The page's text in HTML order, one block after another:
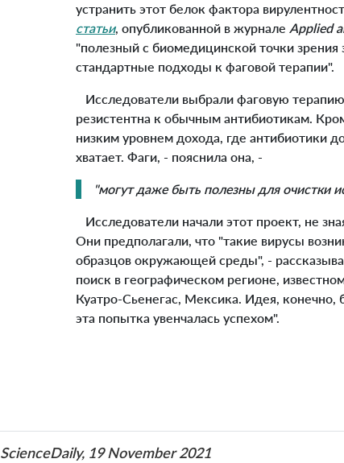
устранить этот белок фактора
статьи, опубликованной в журнале Applied
"полезный с биомедицинской точки
стандартные подходы к фаговой терапии".
Исследователи выбрали фаговую
резистентна к обычным антибиотикам.
низким уровнем дохода, где антибиотики
хватает. Фаги, - пояснила она, -
"могут даже быть полезны для очистки
Исследователи начали этот проект, не
Они предполагали, что "такие вирусы
образцов окружающей среды", -
поиск в географическом регионе,
Куатро-Сьенегас, Мексика. Идея, конечно,
эта попытка увенчалась успехом".
ScienceDaily, 19 November 2021